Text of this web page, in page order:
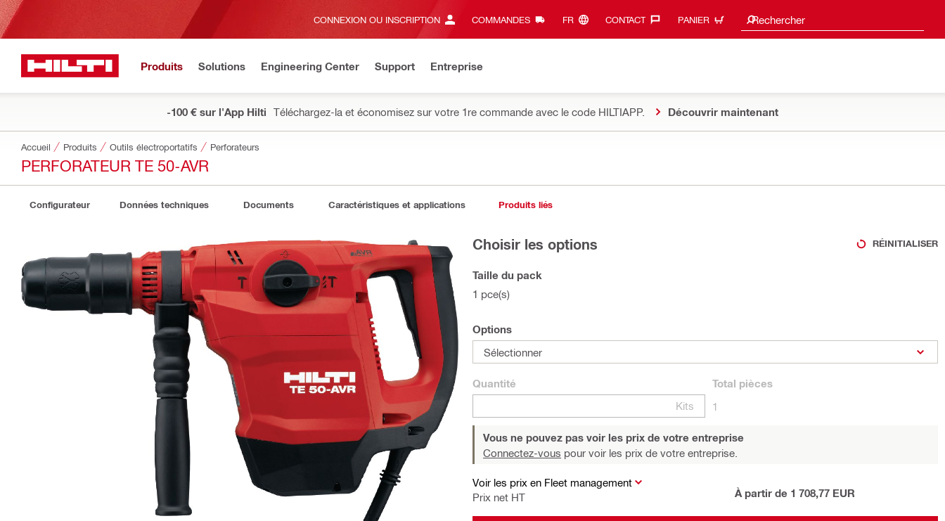
CONNEXION OU INSCRIPTION COMMANDES FR‎ CONTACT‎ PANIER Rechercher
Suggestions de recherche
Produits Solutions Engineering Center Support Entreprise
-100 € sur l'App Hilti Téléchargez-la et économisez sur votre 1re commande avec le code HILTIAPP. Découvrir maintenant
Accueil Produits Outils électroportatifs Perforateurs
PERFORATEUR TE 50-AVR
Configurateur Données techniques Documents Caractéristiques et applications Produits liés
Choisir les options RÉINITIALISER
Taille du pack
1 pce(s)
Options
Sélectionner
Quantité
Kits
Total pièces
1
Vous ne pouvez pas voir les prix de votre entreprise
Connectez-vous pour voir les prix de votre entreprise.
Voir les prix en Fleet management
Prix net HT
À partir de 1 708,77 EUR